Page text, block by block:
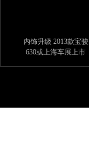
内饰升级 2013款宝骏
630或上海车展上市